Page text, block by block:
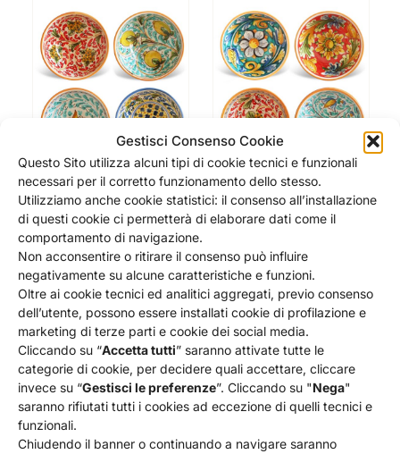
Gestisci Consenso Cookie
Questo Sito utilizza alcuni tipi di cookie tecnici e funzionali
necessari per il corretto funzionamento dello stesso.
Utilizziamo anche cookie statistici: il consenso all’installazione
di questi cookie ci permetterà di elaborare dati come il
comportamento di navigazione.
Non acconsentire o ritirare il consenso può influire
negativamente su alcune caratteristiche e funzioni.
Oltre ai cookie tecnici ed analitici aggregati, previo consenso
dell’utente, possono essere installati cookie di profilazione e
marketing di terze parti e cookie dei social media.
Cliccando su “Accetta tutti” saranno attivate tutte le
categorie di cookie, per decidere quali accettare, cliccare
invece su “Gestisci le preferenze”. Cliccando su "Nega"
saranno rifiutati tutti i cookies ad eccezione di quelli tecnici e
funzionali.
Chiudendo il banner o continuando a navigare saranno
SET COPPE CERAMICA
DECORATA BAGHERIA – 4
PEZZI
88,00€
Aggiungi al carrello
Dettagli
SET COPPE CERAMICA
4 PEZZI
88,00€
Aggiungi al carrello
Dettagli